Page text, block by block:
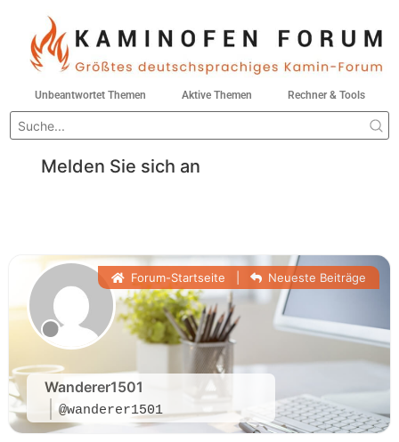
Unbeantwortet Themen Aktive Themen Rechner & Tools
Melden Sie sich an
Wanderer1501
@wanderer1501
Forum-Startseite Neueste Beiträge